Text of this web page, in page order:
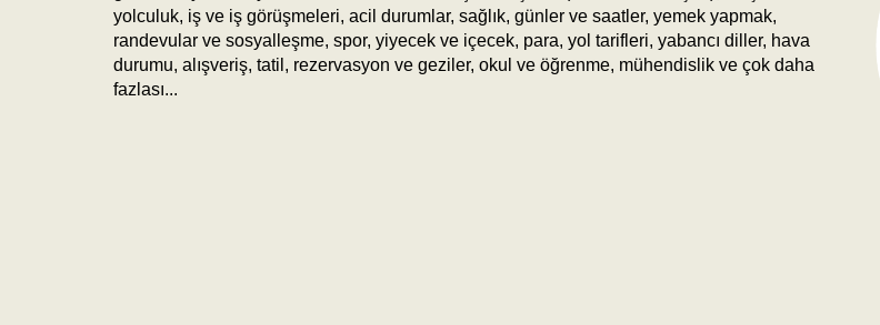
yolculuk, iş ve iş görüşmeleri, acil durumlar, sağlık, günler ve saatler, yemek yapmak,
randevular ve sosyalleşme, spor, yiyecek ve içecek, para, yol tarifleri, yabancı diller, hava
durumu, alışveriş, tatil, rezervasyon ve geziler, okul ve öğrenme, mühendislik ve çok daha
fazlası...